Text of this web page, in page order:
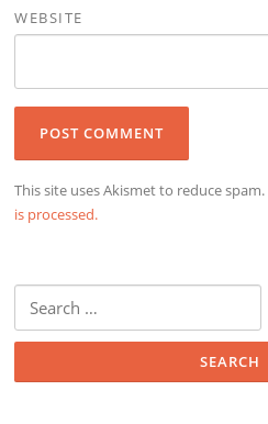
WEBSITE
This site uses Akismet to reduce spam.
is processed.
for: